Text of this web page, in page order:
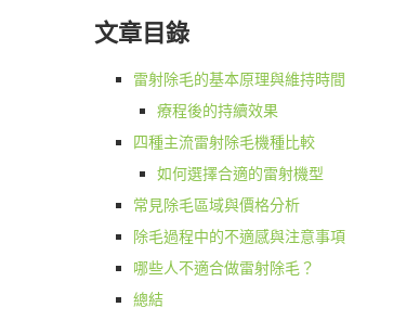
文章目錄
雷射除毛的基本原理與維持時間
療程後的持續效果
四種主流雷射除毛機種比較
如何選擇合適的雷射機型
常見除毛區域與價格分析
除毛過程中的不適感與注意事項
哪些人不適合做雷射除毛？
總結